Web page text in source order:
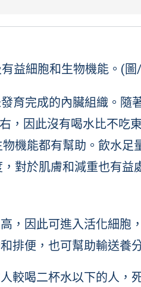
益細胞和生物機能。(
育完成的內臟組織。隨
，因此沒有喝水比不吃
機能都有幫助。飲水足
對於肌膚和減重也有益
，因此可進入活化細胞
排便，也可幫助輸送養
較喝二杯水以下的人，